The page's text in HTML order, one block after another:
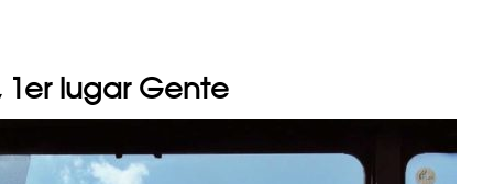
1er lugar Gente